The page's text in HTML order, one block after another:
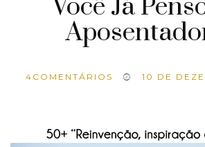
Você Já
4 COMENTÁRIOS 10 DE